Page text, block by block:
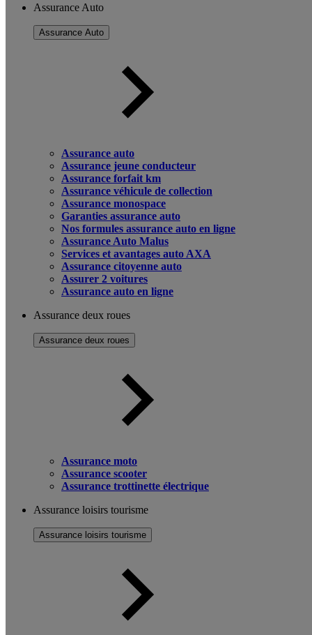
Assurance Auto
Assurance Auto
Assurance auto
Assurance jeune conducteur
Assurance forfait km
Assurance véhicule de collection
Assurance monospace
Garanties assurance auto
Nos formules assurance auto en ligne
Assurance Auto Malus
Services et avantages auto AXA
Assurance citoyenne auto
Assurer 2 voitures
Assurance auto en ligne
Assurance deux roues
Assurance deux roues
Assurance moto
Assurance scooter
Assurance trottinette électrique
Assurance loisirs tourisme
Assurance loisirs tourisme